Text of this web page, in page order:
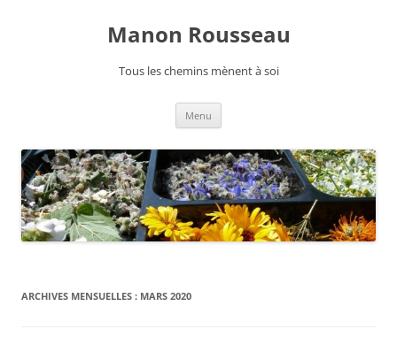
Manon Rousseau
Tous les chemins mènent à soi
Menu
ARCHIVES MENSUELLES : MARS 2020